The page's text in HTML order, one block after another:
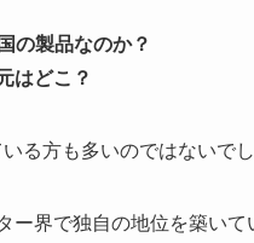
の製品なのか？
はどこ？
る方も多いのではないで
ー界で独自の地位を築い